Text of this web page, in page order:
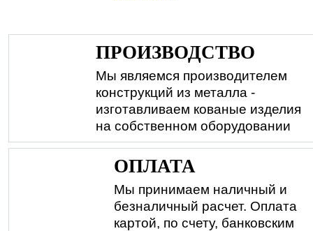
ПРОИЗВОДСТВО
Мы являемся производителем
конструкций из металла -
изготавливаем кованые изделия
на собственном оборудовании
ОПЛАТА
Мы принимаем наличный и
безналичный расчет. Оплата
картой, по счету, банковским